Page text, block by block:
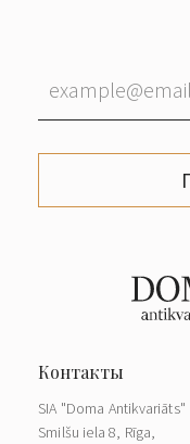
SIA "Doma Antikvariāts"
Smilšu iela 8, Rīga,